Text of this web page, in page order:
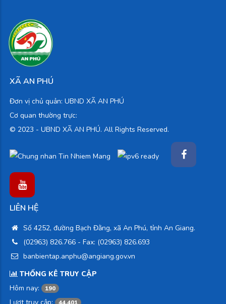
XÃ AN PHÚ
Đơn vị chủ quản: UBND XÃ AN PHÚ
Cơ quan thường trực:
© 2023 - UBND XÃ AN PHÚ. All Rights Reserved.
LIÊN HỆ
Số 4252, đường Bạch Đằng, xã An Phú, tỉnh An Giang.
(02963) 826.766 - Fax: (02963) 826.693
banbientap.anphu@angiang.gov.vn
THỐNG KÊ TRUY CẬP
Hôm nay:
190